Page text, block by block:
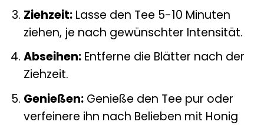
Ziehzeit:Lasse den Tee 5-10 Minuten
ziehen, je nach gewünschter Intensität.
Abseihen:Entferne die Blätter nach der
Ziehzeit.
Genießen:Genieße den Tee pur oder
verfeinere ihn nach Belieben mit Honig